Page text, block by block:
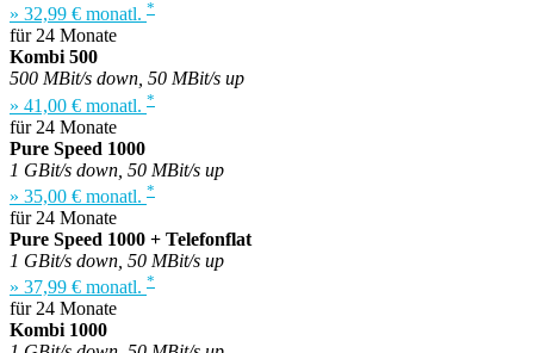
» 32,99 € monatl. *
für 24 Monate
Kombi 500
500 MBit/s down, 50 MBit/s up
» 41,00 € monatl. *
für 24 Monate
Pure Speed 1000
1 GBit/s down, 50 MBit/s up
» 35,00 € monatl. *
für 24 Monate
Pure Speed 1000 + Telefonflat
1 GBit/s down, 50 MBit/s up
» 37,99 € monatl. *
für 24 Monate
Kombi 1000